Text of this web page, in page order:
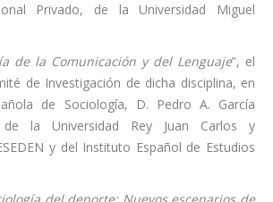
Privado, de la Universidad Miguel
de la Comunicación y del Lenguaje”, el
de Investigación de dicha disciplina, en
de Sociología, D. Pedro A. García
de la Universidad Rey Juan Carlos y
y del Instituto Español de Estudios